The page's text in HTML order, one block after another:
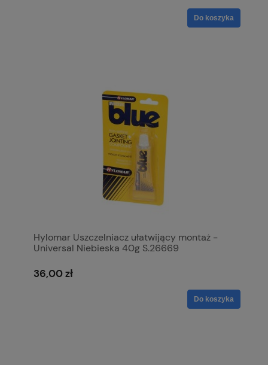
Do koszyka
Hylomar Uszczelniacz ułatwijący montaż -
Universal Niebieska 40g S.26669
36,00 zł
Do koszyka